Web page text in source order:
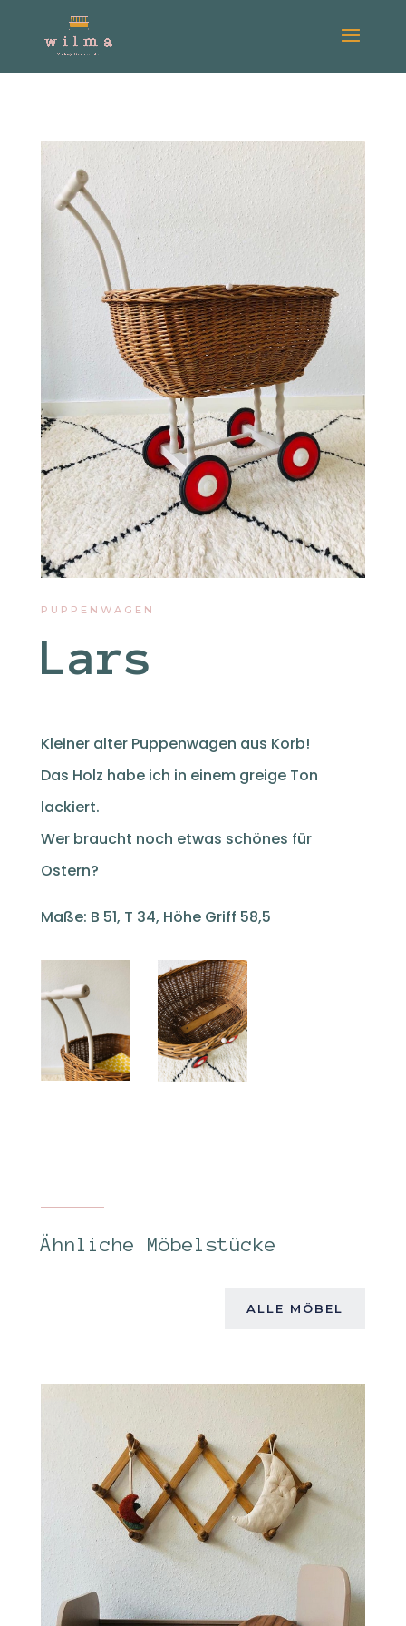
PUPPENWAGEN
Lars
Kleiner alter Puppenwagen aus Korb!
Das Holz habe ich in einem greige Ton
lackiert.
Wer braucht noch etwas schönes für
Ostern?
Maße: B 51, T 34, Höhe Griff 58,5
Ähnliche Möbelstücke
ALLE MÖBEL